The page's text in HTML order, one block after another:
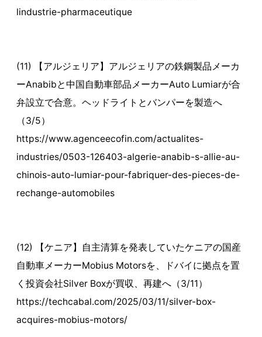
lindustrie-pharmaceutique
(11) 【アルジェリア】アルジェリアの鉄鋼製品メーカ
ーAnabibと中国自動車部品メーカーAuto Lumiarが合
弁設立で合意。ヘッドライトとバンパーを製造へ
（3/5）
https://www.agenceecofin.com/actualites-
industries/0503-126403-algerie-anabib-s-allie-au-
chinois-auto-lumiar-pour-fabriquer-des-pieces-de-
rechange-automobiles
(12) 【ケニア】自主清算を発表していたケニアの国産
自動車メーカーMobius Motorsを、ドバイに拠点を置
く投資会社Silver Boxが買収、再建へ（3/11）
https://techcabal.com/2025/03/11/silver-box-
acquires-mobius-motors/